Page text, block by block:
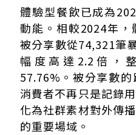
體驗型餐飲已成為
動能。相較2024年
被分享數從74,321筆
幅度高達2.2倍，
57.76%。被分享數
消費者不再只是記錄
化為社群素材對外傳
的重要場域。